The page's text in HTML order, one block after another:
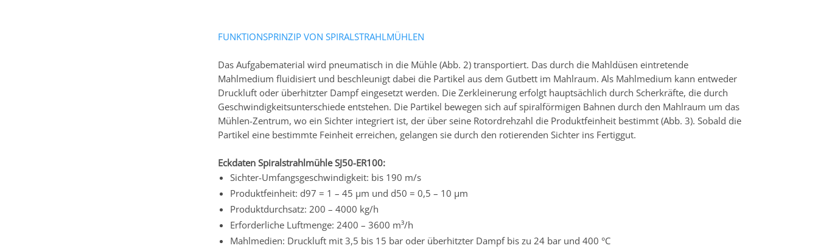
FUNKTIONSPRINZIP VON SPIRALSTRAHLMÜHLEN
Das Aufgabematerial wird pneumatisch in die Mühle (Abb. 2) transportiert. Das durch die Mahldüsen eintretende
Mahlmedium fluidisiert und beschleunigt dabei die Partikel aus dem Gutbett im Mahlraum. Als Mahlmedium kann entweder
Druckluft oder überhitzter Dampf eingesetzt werden. Die Zerkleinerung erfolgt hauptsächlich durch Scherkräfte, die durch
Geschwindigkeitsunterschiede entstehen. Die Partikel bewegen sich auf spiralförmigen Bahnen durch den Mahlraum um das
Mühlen-Zentrum, wo ein Sichter integriert ist, der über seine Rotordrehzahl die Produktfeinheit bestimmt (Abb. 3). Sobald die
Partikel eine bestimmte Feinheit erreichen, gelangen sie durch den rotierenden Sichter ins Fertiggut.
Eckdaten Spiralstrahlmühle SJ50-ER100:
Sichter-Umfangsgeschwindigkeit: bis 190 m/s
Produktfeinheit: d97 = 1 – 45 µm und d50 = 0,5 – 10 µm
Produktdurchsatz: 200 – 4000 kg/h
Erforderliche Luftmenge: 2400 – 3600 m³/h
Mahlmedien: Druckluft mit 3,5 bis 15 bar oder überhitzter Dampf bis zu 24 bar und 400 °C